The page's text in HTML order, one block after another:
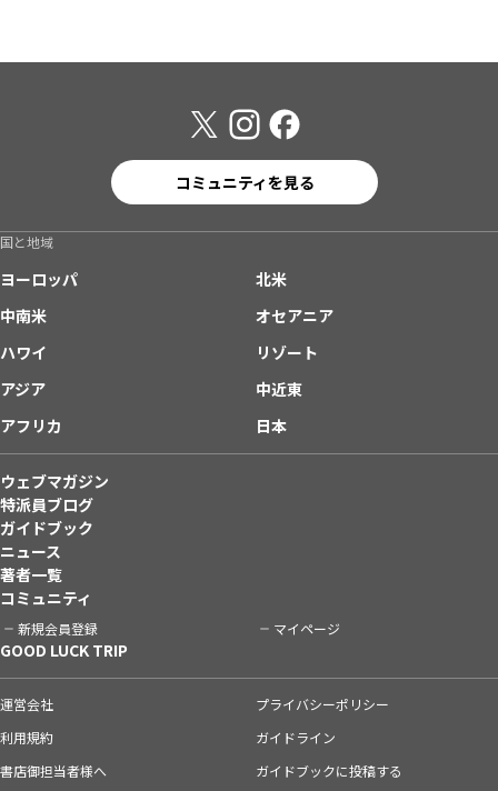
コミュニティを見る
国と地域
ヨーロッパ
北米
中南米
オセアニア
ハワイ
リゾート
アジア
中近東
アフリカ
日本
ウェブマガジン
特派員ブログ
ガイドブック
ニュース
著者一覧
コミュニティ
新規会員登録 マイページ
GOOD LUCK TRIP
運営会社
プライバシーポリシー
利用規約
ガイドライン
書店御担当者様へ
ガイドブックに投稿する